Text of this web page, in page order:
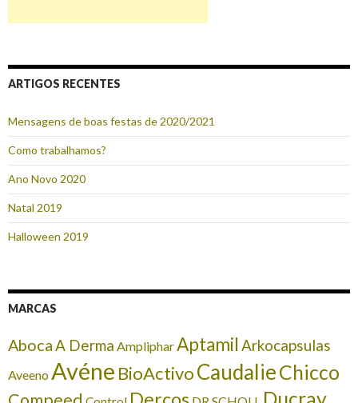
ARTIGOS RECENTES
Mensagens de boas festas de 2020/2021
Como trabalhamos?
Ano Novo 2020
Natal 2019
Halloween 2019
MARCAS
AbocaA Derma AmplipharAptamil Arkocapsulas
AveenoAvéne BioActivoCaudalieChicco